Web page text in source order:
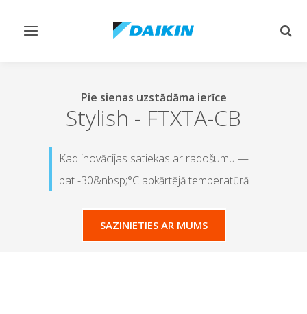
Pārslēgt
Pie sienas uzstādāma ierīce
Stylish - FTXTA-CB
Kad inovācijas satiekas ar radošumu —
pat -30&nbsp;°C apkārtējā temperatūrā
SAZINIETIES AR MUMS